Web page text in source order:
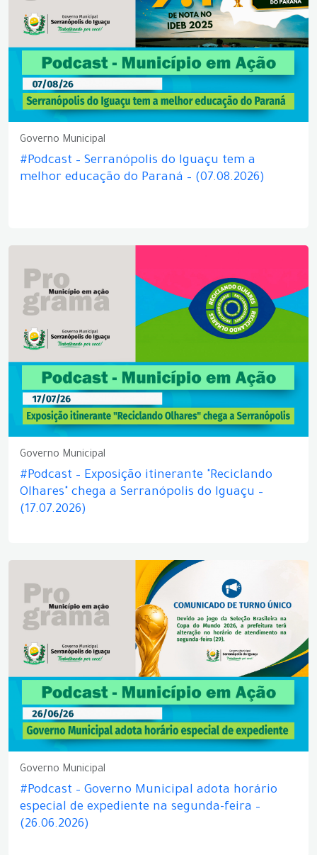
Governo Municipal
#Podcast – Serranópolis do Iguaçu tem a
melhor educação do Paraná – (07.08.2026)
Governo Municipal
#Podcast – Exposição itinerante "Reciclando
Olhares" chega a Serranópolis do Iguaçu –
(17.07.2026)
Governo Municipal
#Podcast – Governo Municipal adota horário
especial de expediente na segunda-feira –
(26.06.2026)